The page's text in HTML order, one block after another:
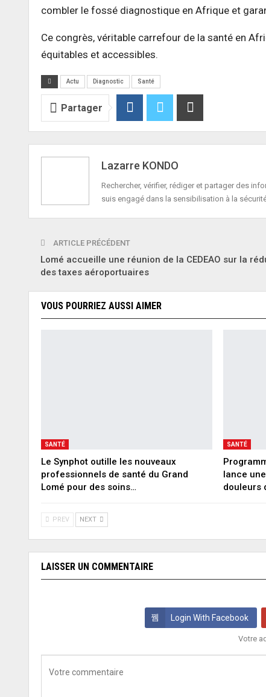
combler le fossé diagnostique en Afrique et
Ce congrès, véritable carrefour de la santé en
équitables et accessibles.
Actu Diagnostic Santé
Partager
Lazarre KONDO
Rechercher, vérifier, rédiger et partager des
suis engagé dans la sensibilisation à la
ARTICLE PRÉCÉDENT
Lomé accueille une réunion de la CEDEAO sur la
des taxes aéroportuaires
VOUS POURRIEZ AUSSI AIMER
SANTÉ
Le Synphot outille les nouveaux
professionnels de santé du Grand
Lomé pour des soins…
SANTÉ
lance
douleurs
PREV NEXT
LAISSER UN COMMENTAIRE
Login With Facebook
Votre